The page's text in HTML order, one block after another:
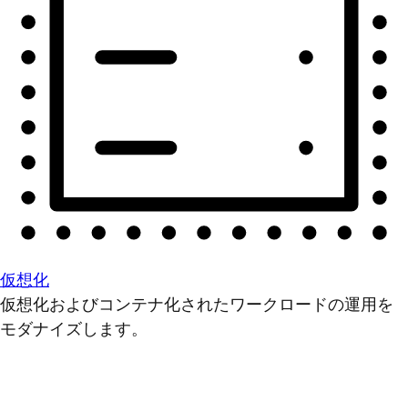
仮想化
仮想化およびコンテナ化されたワークロードの運用を
モダナイズします。